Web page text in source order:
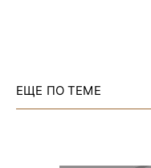
ЕЩЕ ПО ТЕМЕ